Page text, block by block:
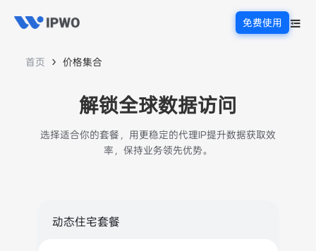
免费使用
首页 价格集合
解锁全球数据访问
选择适合你的套餐，用更稳定的代理IP提升数据获取效
率，保持业务领先优势。
动态住宅套餐